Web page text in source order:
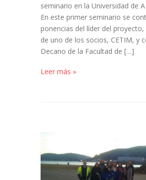
seminario en la Universidad de
En este primer seminario se
ponencias del líder del proyecto,
de uno de los socios, CETIM, y
Decano de la Facultad de […]
Leer más »